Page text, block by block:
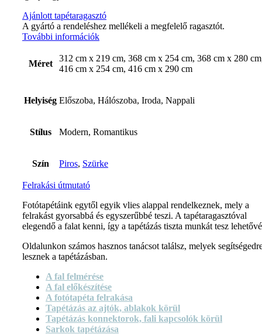
Ajánlott tapétaragasztó
A gyártó a rendeléshez mellékeli a megfelelő ragasztót.
További információk
Méret
312 cm x 219 cm, 368 cm x 254 cm, 368 cm x 280
416 cm x 254 cm, 416 cm x 290 cm
Helyiség Előszoba, Hálószoba, Iroda, Nappali
Stílus Modern, Romantikus
Szín Piros, Szürke
Felrakási útmutató
Fotótapétáink egytől egyik vlies alappal rendelkeznek, mely a
felrakást gyorsabbá és egyszerűbbé teszi. A tapétaragasztóval
elegendő a falat kenni, így a tapétázás tiszta munkát tesz
Oldalunkon számos hasznos tanácsot találsz, melyek
lesznek a tapétázásban.
A fal felmérése
A fal előkészítése
A fotótapéta felrakása
Tapétázás az ajtók, ablakok körül
Tapétázás konnektorok, fali kapcsolók körül
Sarkok tapétázása